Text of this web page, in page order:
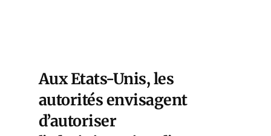
Aux Etats-Unis, les
autorités envisagent
d’autoriser